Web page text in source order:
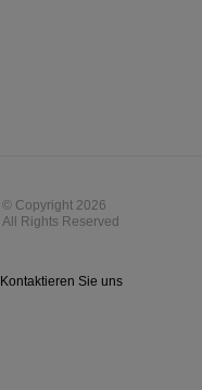
© Copyright 2026
All Rights Reserved
Kontaktieren Sie uns